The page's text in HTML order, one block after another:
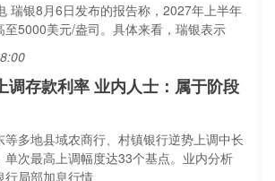
瑞银8月6日发布的报告称，2027年上半年
至5000美元/盎司。具体来看，瑞银表示
调存款利率 业内人士：属于阶段
多地县域农商行、村镇银行逆势上调中长
单次最高上调幅度达33个基点。业内分析
行局部加息行情